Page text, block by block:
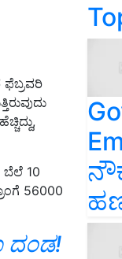
ಬೆಲೆ 10
56000
ದಂಡ!